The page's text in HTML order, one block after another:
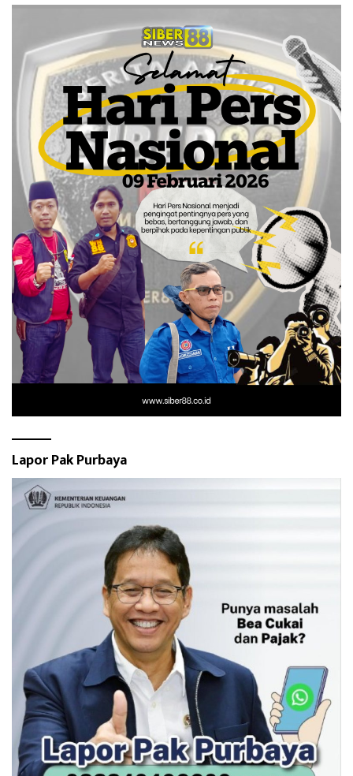
Lapor Pak Purbaya